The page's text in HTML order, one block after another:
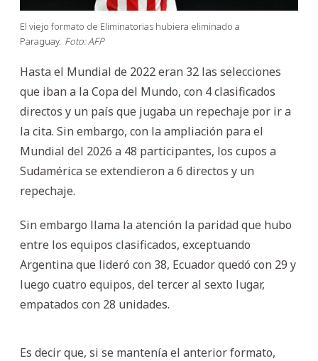
El viejo formato de Eliminatorias hubiera eliminado a
Paraguay. Foto: AFP
Hasta el Mundial de 2022 eran 32 las selecciones
que iban a la Copa del Mundo, con 4 clasificados
directos y un país que jugaba un repechaje por ir a
la cita. Sin embargo, con la ampliación para el
Mundial del 2026 a 48 participantes, los cupos a
Sudamérica se extendieron a 6 directos y un
repechaje.
Sin embargo llama la atención la paridad que hubo
entre los equipos clasificados, exceptuando
Argentina que lideró con 38, Ecuador quedó con 29 y
luego cuatro equipos, del tercer al sexto lugar,
empatados con 28 unidades.
Es decir que, si se mantenía el anterior formato,